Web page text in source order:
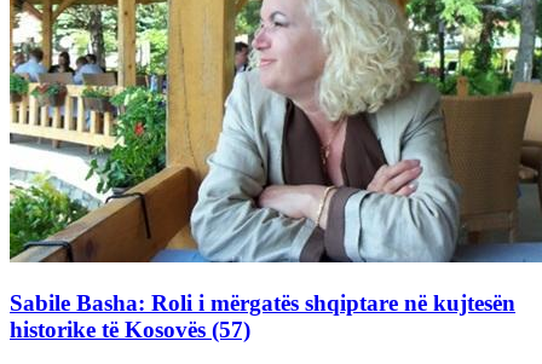
Sabile Basha: Roli i mërgatës shqiptare në kujtesën
historike të Kosovës (57)